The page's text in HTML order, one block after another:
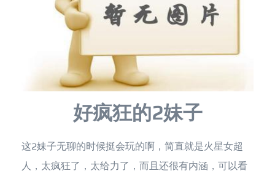
好疯狂的2妹子
这2妹子无聊的时候挺会玩的啊，简直就是火星女超
人，太疯狂了，太给力了，而且还很有内涵，可以看